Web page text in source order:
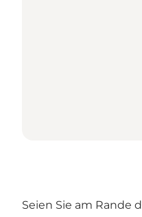
Seien Sie am Rande